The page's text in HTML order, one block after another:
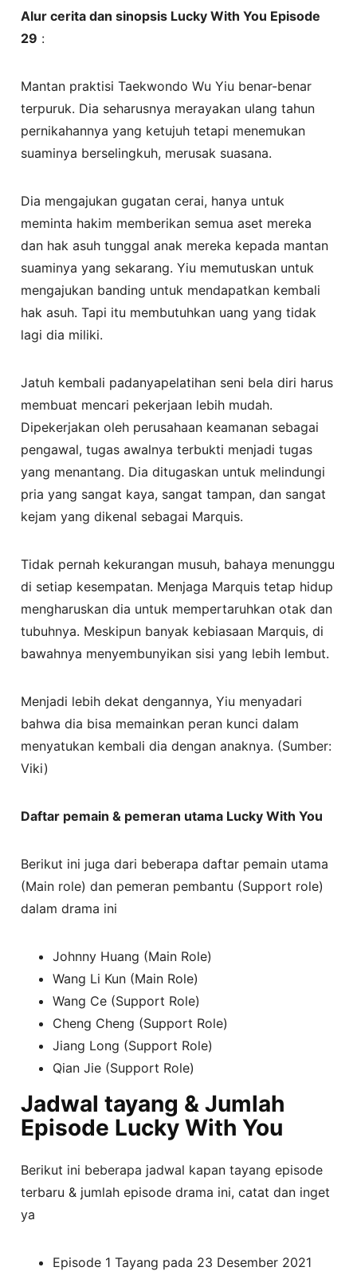
Alur cerita dan sinopsis Lucky With You Episode
29 :
Mantan praktisi Taekwondo Wu Yiu benar-benar
terpuruk. Dia seharusnya merayakan ulang tahun
pernikahannya yang ketujuh tetapi menemukan
suaminya berselingkuh, merusak suasana.
Dia mengajukan gugatan cerai, hanya untuk
meminta hakim memberikan semua aset mereka
dan hak asuh tunggal anak mereka kepada mantan
suaminya yang sekarang. Yiu memutuskan untuk
mengajukan banding untuk mendapatkan kembali
hak asuh. Tapi itu membutuhkan uang yang tidak
lagi dia miliki.
Jatuh kembali padanyapelatihan seni bela diri harus
membuat mencari pekerjaan lebih mudah.
Dipekerjakan oleh perusahaan keamanan sebagai
pengawal, tugas awalnya terbukti menjadi tugas
yang menantang. Dia ditugaskan untuk melindungi
pria yang sangat kaya, sangat tampan, dan sangat
kejam yang dikenal sebagai Marquis.
Tidak pernah kekurangan musuh, bahaya menunggu
di setiap kesempatan. Menjaga Marquis tetap hidup
mengharuskan dia untuk mempertaruhkan otak dan
tubuhnya. Meskipun banyak kebiasaan Marquis, di
bawahnya menyembunyikan sisi yang lebih lembut.
Menjadi lebih dekat dengannya, Yiu menyadari
bahwa dia bisa memainkan peran kunci dalam
menyatukan kembali dia dengan anaknya. (Sumber:
Viki)
Daftar pemain & pemeran utama Lucky With You
Berikut ini juga dari beberapa daftar pemain utama
(Main role) dan pemeran pembantu (Support role)
dalam drama ini
Johnny Huang (Main Role)
Wang Li Kun (Main Role)
Wang Ce (Support Role)
Cheng Cheng (Support Role)
Jiang Long (Support Role)
Qian Jie (Support Role)
Jadwal tayang & Jumlah
Episode Lucky With You
Berikut ini beberapa jadwal kapan tayang episode
terbaru & jumlah episode drama ini, catat dan inget
ya
Episode 1 Tayang pada 23 Desember 2021